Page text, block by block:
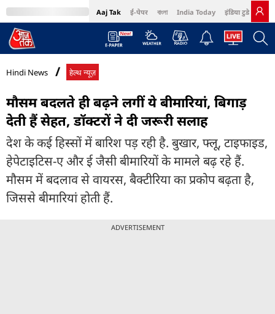
Aaj Tak ई-पेपर বাংলা India Today इंडिया टुडे हिंदी
MumbaiTak Cosmopolitan Harper's Bazaar Northeast
Hindi News हेल्थ न्यूज़
मौसम बदलते ही बढ़ने लगीं ये बीमारियां, बिगाड़
देती हैं सेहत, डॉक्टरों ने दी जरूरी सलाह
देश के कई हिस्सों में बारिश पड़ रही है. बुखार, फ्लू, टाइफाइड,
हेपेटाइटिस-ए और ई जैसी बीमारियों के मामले बढ़ रहे हैं.
मौसम में बदलाव से वायरस, बैक्टीरिया का प्रकोप बढ़ता है,
जिससे बीमारियां होती हैं.
ADVERTISEMENT